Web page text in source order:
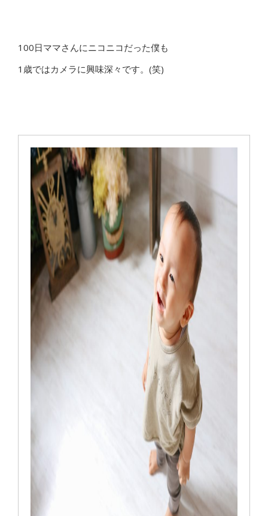
100日ママさんにニコニコだった僕も
1歳ではカメラに興味深々です。(笑)